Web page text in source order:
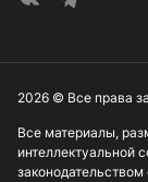
Все материалы,
2026 © Все права